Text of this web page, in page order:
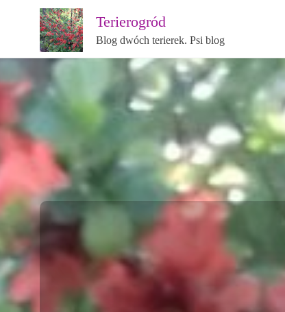
Terierogród
Blog dwóch terierek. Psi blog